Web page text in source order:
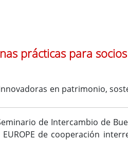
prácticas para
en patrimonio,
de Intercambio de
de cooperación